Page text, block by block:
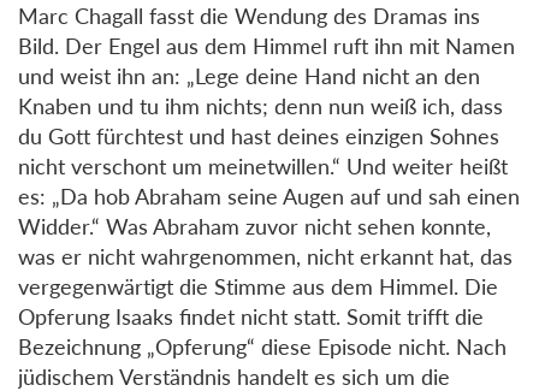
Marc Chagall fasst die Wendung des Dramas ins
Bild. Der Engel aus dem Himmel ruft ihn mit Namen
und weist ihn an: „Lege deine Hand nicht an den
Knaben und tu ihm nichts; denn nun weiß ich, dass
du Gott fürchtest und hast deines einzigen Sohnes
nicht verschont um meinetwillen.“ Und weiter heißt
es: „Da hob Abraham seine Augen auf und sah einen
Widder.“ Was Abraham zuvor nicht sehen konnte,
was er nicht wahrgenommen, nicht erkannt hat, das
vergegenwärtigt die Stimme aus dem Himmel. Die
Opferung Isaaks findet nicht statt. Somit trifft die
Bezeichnung „Opferung“ diese Episode nicht. Nach
jüdischem Verständnis handelt es sich um die